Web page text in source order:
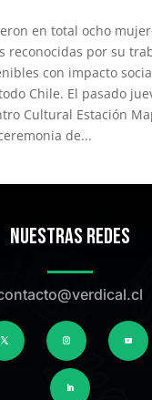
en total ocho
reconocidas por su
con impacto
Chile. El pasado
Cultural Estación
de...
Nuestras Redes